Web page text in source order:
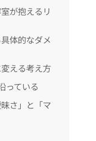
が抱えるリ
体的なダメ
える考え方
っている
さ」と「マ